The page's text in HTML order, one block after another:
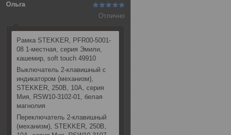
Ольга
Отлично
Рамка STEKKER, PFR00-5001-
08 1-местная, серия Эмили,
кашемир, soft touch 49910
Выключатель 2-клавишный c
индикатором (механизм),
STEKKER, 250В, 10А, серия
Мия, RSW10-3102-01, белая
магнолия
Переключатель 2-клавишный
(механизм), STEKKER, 250В,